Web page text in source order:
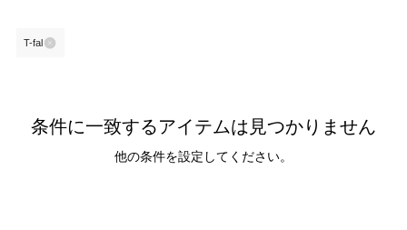
T-fal
条件に一致するアイテムは見つかりません
他の条件を設定してください。